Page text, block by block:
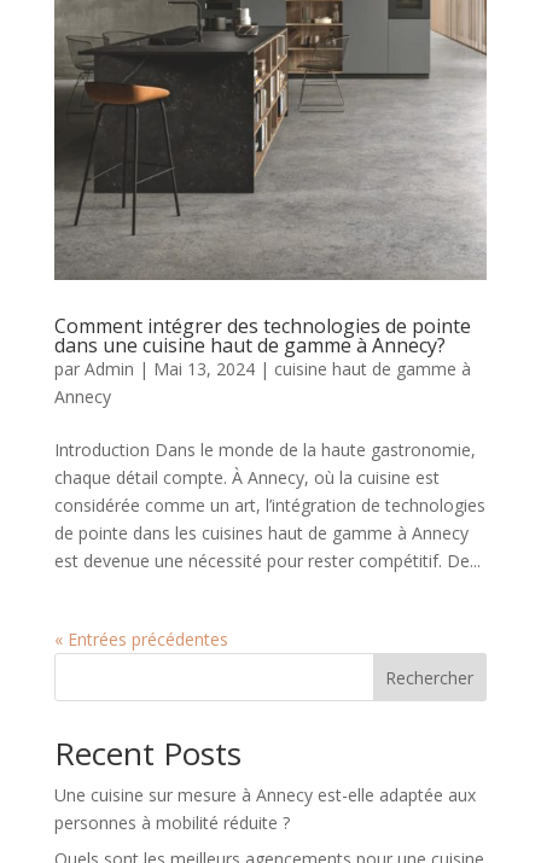
Comment intégrer des technologies de pointe
dans une cuisine haut de gamme à Annecy?
par Admin | Mai 13, 2024| cuisine haut de gamme à
Annecy
Introduction Dans le monde de la haute gastronomie,
chaque détail compte. À Annecy, où la cuisine est
considérée comme un art, l’intégration de technologies
de pointe dans les cuisines haut de gamme à Annecy
est devenue une nécessité pour rester compétitif. De...
« Entrées précédentes
Rechercher
Recent Posts
Une cuisine sur mesure à Annecy est-elle adaptée aux
personnes à mobilité réduite ?